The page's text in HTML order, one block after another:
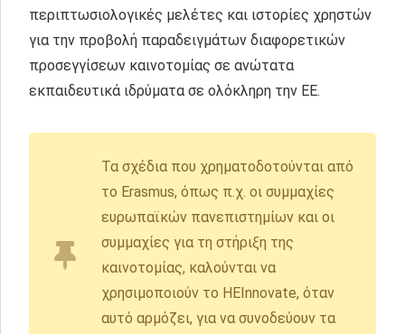
περιπτωσιολογικές μελέτες και ιστορίες χρηστών
για την προβολή παραδειγμάτων διαφορετικών
προσεγγίσεων καινοτομίας σε ανώτατα
εκπαιδευτικά ιδρύματα σε ολόκληρη την ΕΕ.
Τα σχέδια που χρηματοδοτούνται από
το Erasmus, όπως π.χ. οι συμμαχίες
ευρωπαϊκών πανεπιστημίων και οι
συμμαχίες για τη στήριξη της
καινοτομίας, καλούνται να
χρησιμοποιούν το HEInnovate, όταν
αυτό αρμόζει, για να συνοδεύουν τα